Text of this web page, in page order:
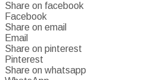
Share on facebook
Facebook
Share on email
Email
Share on pinterest
Pinterest
Share on whatsapp